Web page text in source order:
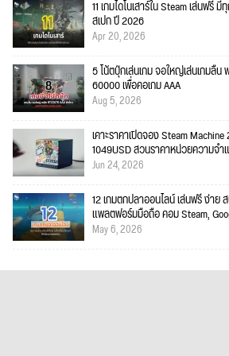
11 เกมไดโนเสาร์ใน Steam เล่นฟรี
สเปก ปี 2026
Apr 20, 2026
5 โน้ตบุ๊กเล่นเกม จอใหญ่เล่นเกมลื่
60000 เพื่อคอเกม AAA
Aug 5, 2026
เคาะราคาเปิดจอง Steam
1049USD สวนราคาหน่วยความจำ
Jun 24, 2026
12 เกมตกปลาออนไลน์ เล่นฟรี ง่า
แพลตฟอร์มมือถือ คอม Steam,
May 6, 2026